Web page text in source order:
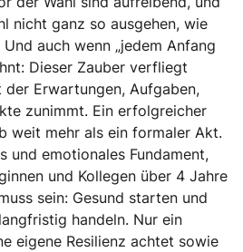
nicht ganz so ausgehen, wie
auch wenn „jedem Anfang
Dieser Zauber verfliegt
der Erwartungen, Aufgaben,
zunimmt. Ein erfolgreicher
weit mehr als ein formaler Akt.
und emotionales Fundament,
und Kollegen über 4 Jahre
sein: Gesund starten und
handeln. Nur ein
eigene Resilienz achtet sowie